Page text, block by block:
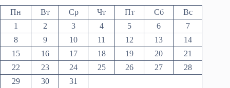
Пн Вт Ср Чт Пт Сб
Вс
1
2 3 4 5 6
7
8
9 10 11 12 13
14
15
16 17 18 19 20
21
22
23 24 25 26 27
28
29
30
31